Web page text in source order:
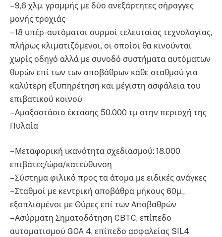
– 9,6 χλμ. γραμμής με δύο ανεξάρτητες σήραγγες
μονής τροχιάς
– 18 υπέρ-αυτόματοι συρμοί τελευταίας τεχνολογίας,
πλήρως κλιματιζόμενοι, οι οποίοι θα κινούνται
χωρίς οδηγό αλλά με συνοδό συστήματα αυτόματων
θυρών επί των των αποβάθρων κάθε σταθμού για
καλύτερη εξυπηρέτηση και μέγιστη ασφάλεια του
επιβατικού κοινού
– Αμαξοστάσιο έκτασης 50.000 τμ στην περιοχή της
Πυλαία
– Μεταφορική ικανότητα σχεδιασμού: 18.000
επιβάτες/ώρα/κατεύθυνση
– Σύστημα φιλικό προς τα άτομα με ειδικές ανάγκες
– Σταθμοί με κεντρική αποβάθρα μήκους 60μ.,
εξοπλισμένοι με Θύρες επί των Αποβαθρών
– Ασύρματη Σηματοδότηση CBTC, επίπεδο
αυτοματισμού GOA 4, επίπεδο ασφαλείας SIL4